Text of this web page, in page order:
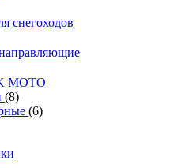
снегоходов
MOTO
(8)
(6)